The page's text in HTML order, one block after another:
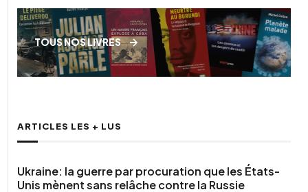
TOUS NOS LIVRES
ARTICLES LES + LUS
Ukraine: la guerre par procuration que les États-
Unis mènent sans relâche contre la Russie